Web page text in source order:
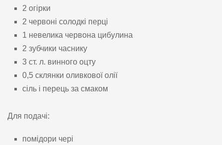
2 огірки
2 червоні солодкі перці
1 невелика червона цибулина
2 зубчики часнику
3 ст. л. винного оцту
0,5 склянки оливкової олії
сіль і перець за смаком
Для подачі:
помідори чері